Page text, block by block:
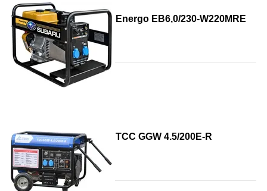
Energo EB6,0/230-W220MRЕ
ТСС GGW 4.5/200E-R